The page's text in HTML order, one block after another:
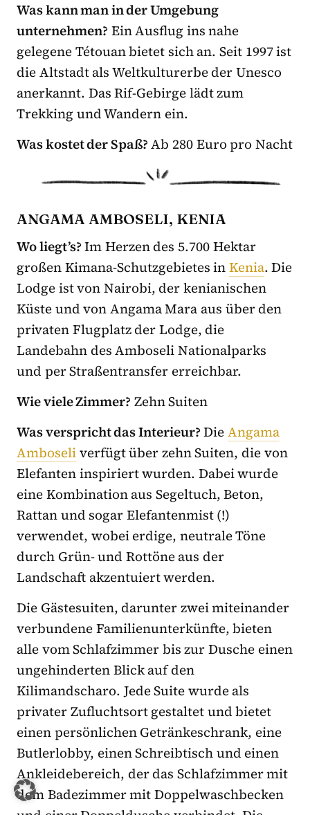
Was kann man in der Umgebung
unternehmen? Ein Ausflug ins nahe
gelegene Tétouan bietet sich an. Seit 1997 ist
die Altstadt als Weltkulturerbe der Unesco
anerkannt. Das Rif-Gebirge lädt zum
Trekking und Wandern ein.
Was kostet der Spaß?Ab 280 Euro pro Nacht
ANGAMA AMBOSELI, KENIA
Wo liegt’s?Im Herzen des 5.700 Hektar
großen Kimana-Schutzgebietes inKenia. Die
Lodge ist von Nairobi, der kenianischen
Küste und von Angama Mara aus über den
privaten Flugplatz der Lodge, die
Landebahn des Amboseli Nationalparks
und per Straßentransfer erreichbar.
Wie viele Zimmer? Zehn Suiten
Was verspricht das Interieur?DieAngama
Amboseliverfügt über zehn Suiten, die von
Elefanten inspiriert wurden. Dabei wurde
eine Kombination aus Segeltuch, Beton,
Rattan und sogar Elefantenmist (!)
verwendet, wobei erdige, neutrale Töne
durch Grün- und Rottöne aus der
Landschaft akzentuiert werden.
Die Gästesuiten, darunter zwei miteinander
verbundene Familienunterkünfte, bieten
alle vom Schlafzimmer bis zur Dusche einen
ungehinderten Blick auf den
Kilimandscharo. Jede Suite wurde als
privater Zufluchtsort gestaltet und bietet
einen persönlichen Getränkeschrank, eine
Butlerlobby, einen Schreibtisch und einen
Ankleidebereich, der das Schlafzimmer mit
dem Badezimmer mit Doppelwaschbecken